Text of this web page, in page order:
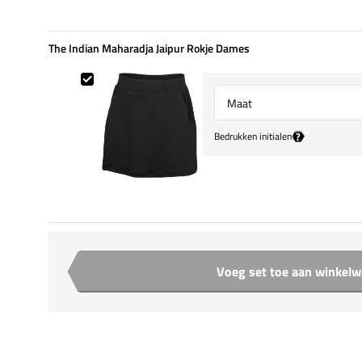
The Indian Maharadja Jaipur Rokje Dames
Bedrukken initialen ?
The Indian Maharadja Jaipur Rokje Dames
Aantal Voeg set toe aan